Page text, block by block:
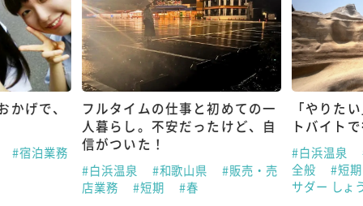
かげで、
#宿泊業務
フルタイムの仕事と初めての一
人暮らし。不安だったけど、自
信がついた！
#白浜温泉 #和歌山県
#販売・売
店業務
#短期 #春
「やりた
トバイト
#白浜温泉
全般
#短
サダー しょ